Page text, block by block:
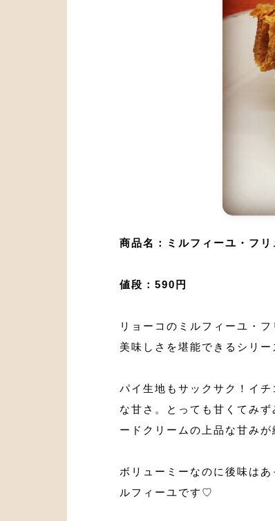
商品名：ミルフィーユ・フリ
値段：590円
リョーコのミルフィーユ・
美味しさを堪能できるシリー
パイ生地もサックサク！イ
な甘さ。とっても甘くてみ
ードクリームの上品な甘みが
ボリューミーなのに後味は
ルフィーユです♡